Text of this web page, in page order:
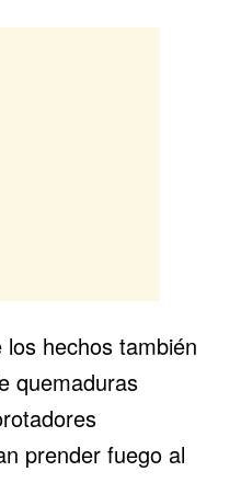
hechos también
quemaduras
prender fuego al